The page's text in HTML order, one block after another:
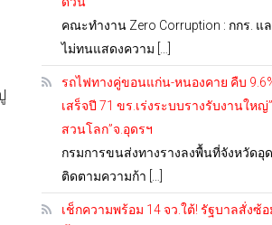
คณะทำงาน Zero Corruption : กกร. แ
ไม่ทนแสดงความ […]
รถไฟทางคู่ขอนแก่น-หนองคาย คืบ
เสร็จปี 71 ขร.เร่งระบบรางรับงานใหญ่
สวนโลก”จ.อุดรฯ
กรมการขนส่งทางรางลงพื้นที่จังหวัดอุ
ติดตามความก้า […]
เช็กความพร้อม 14 จว.ใต้! รัฐบาลสั่งซ้